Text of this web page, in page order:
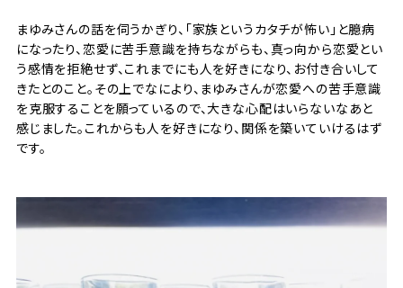
まゆみさんの話を伺うかぎり、「家族というカタチが怖い」と臆病
になったり、恋愛に苦手意識を持ちながらも、真っ向から恋愛とい
う感情を拒絶せず、これまでにも人を好きになり、お付き合いして
きたとのこと。その上でなにより、まゆみさんが恋愛への苦手意識
を克服することを願っているので、大きな心配はいらないなあと
感じました。これからも人を好きになり、関係を築いていけるはず
です。